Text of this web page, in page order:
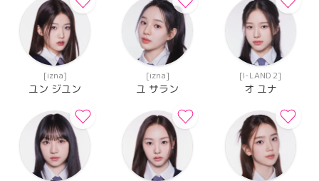
[izna]
ユン ジユン
[izna]
ユ サラン
[I-LAND 2]
オ ユナ